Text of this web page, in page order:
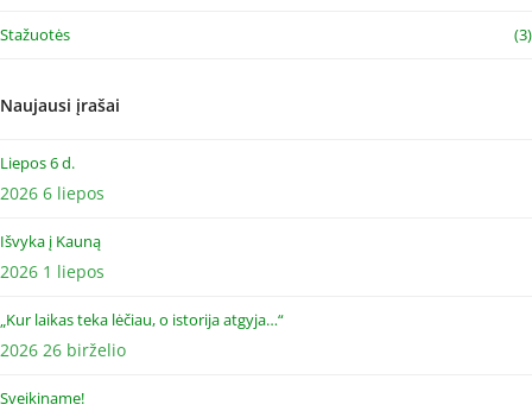
Stažuotės (3)
Naujausi įrašai
Liepos 6 d.
2026 6 liepos
Išvyka į Kauną
2026 1 liepos
„Kur laikas teka lėčiau, o istorija atgyja…“
2026 26 birželio
Sveikiname!